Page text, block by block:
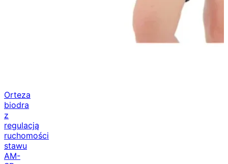
Orteza
biodra
z
regulacją
ruchomości
stawu
AM-